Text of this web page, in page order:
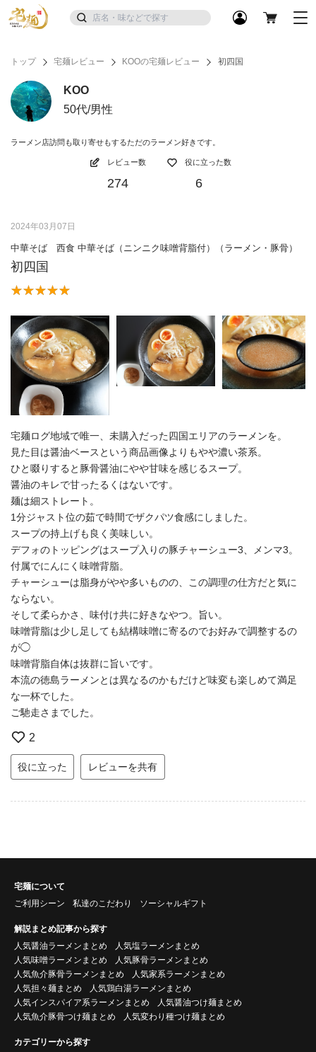
トップ 宅麺レビュー KOOの宅麺レビュー 初四国
KOO
50代/男性
ラーメン店訪問も取り寄せもするただのラーメン好きです。
レビュー数
274
役に立った数
6
2024年03月07日
中華そば 西食 中華そば（ニンニク味噌背脂付）（ラーメン・豚骨）
初四国
宅麺ログ地域で唯一、未購入だった四国エリアのラーメンを。
見た目は醤油ベースという商品画像よりもやや濃い茶系。
ひと啜りすると豚骨醤油にやや甘味を感じるスープ。
醤油のキレで甘ったるくはないです。
麺は細ストレート。
1分ジャスト位の茹で時間でザクパツ食感にしました。
スープの持上げも良く美味しい。
デフォのトッピングはスープ入りの豚チャーシュー3、メンマ3。
付属でにんにく味噌背脂。
チャーシューは脂身がやや多いものの、この調理の仕方だと気に
ならない。
そして柔らかさ、味付け共に好きなやつ。旨い。
味噌背脂は少し足しても結構味噌に寄るのでお好みで調整するの
が◯
味噌背脂自体は抜群に旨いです。
本流の徳島ラーメンとは異なるのかもだけど味変も楽しめて満足
な一杯でした。
ご馳走さまでした。
2
役に立った レビューを共有
宅麺について
ご利用シーン
私達のこだわり ソーシャルギフト
解説まとめ記事から探す
人気醤油ラーメンまとめ
人気塩ラーメンまとめ
人気味噌ラーメンまとめ
人気豚骨ラーメンまとめ
人気魚介豚骨ラーメンまとめ
人気家系ラーメンまとめ
人気担々麺まとめ
人気鶏白湯ラーメンまとめ
人気インスパイア系ラーメンまとめ
人気醤油つけ麺まとめ
人気魚介豚骨つけ麺まとめ
人気変わり種つけ麺まとめ
カテゴリーから探す